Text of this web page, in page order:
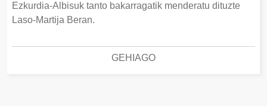
Ezkurdia-Albisuk tanto bakarragatik menderatu dituzte
Laso-Martija Beran.
GEHIAGO